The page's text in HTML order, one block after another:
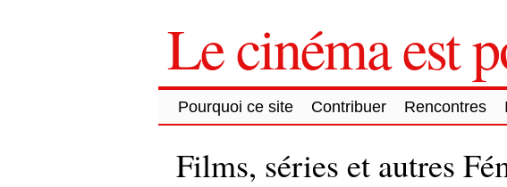
Le cinéma est
Pourquoi ce site Contribuer Rencontres
Films, séries et autres